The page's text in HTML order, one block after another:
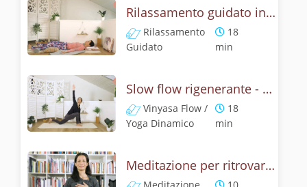
Rilassamento guidato in Shavasana - Supporto e tranquillità
Rilassamento
Guidato
18
min
Slow flow rigenerante - Respiro equilibrato antistress
Vinyasa Flow /
Yoga Dinamico
18
min
Meditazione per ritrovare la Tranquillità nei momenti di Stress